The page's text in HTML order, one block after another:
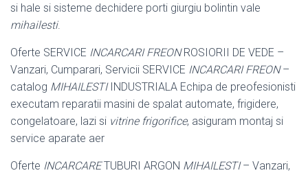
si hale si sisteme dechidere porti giurgiu bolintin vale
mihailesti.
Oferte SERVICE INCARCARI FREONROSIORII DE VEDE –
Vanzari, Cumparari, Servicii SERVICE INCARCARI FREON–
catalog MIHAILESTIINDUSTRIALA Echipa de preofesionisti
executam reparatii masini de spalat automate, frigidere,
congelatoare, lazi si vitrine frigorifice, asiguram montaj si
service aparate aer
Oferte INCARCARETUBURI ARGON MIHAILESTI– Vanzari,